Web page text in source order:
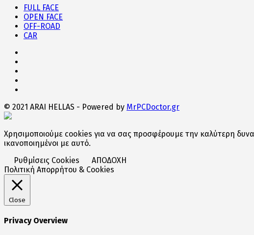
FULL FACE
OPEN FACE
OFF-ROAD
CAR
© 2021 ARAI HELLAS - Powered by MrPCDoctor.gr
Χρησιμοποιούμε cookies για να σας προσφέρουμε την καλύτερη
ικανοποιημένοι με αυτό.
Ρυθμίσεις Cookies
ΑΠΟΔΟΧΗ
Πολιτική Απορρήτου & Cookies
Close
Privacy Overview